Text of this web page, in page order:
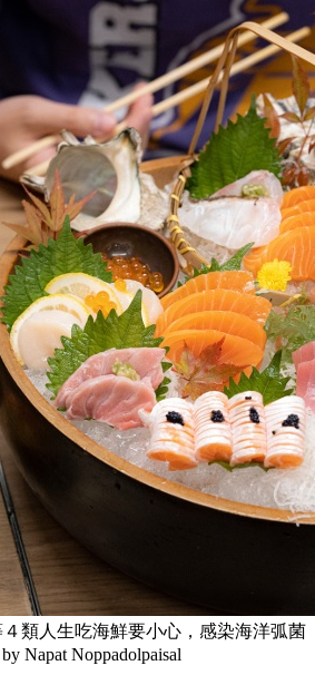
類人生吃海鮮要小心，感染海洋弧菌
Napat Noppadolpaisal